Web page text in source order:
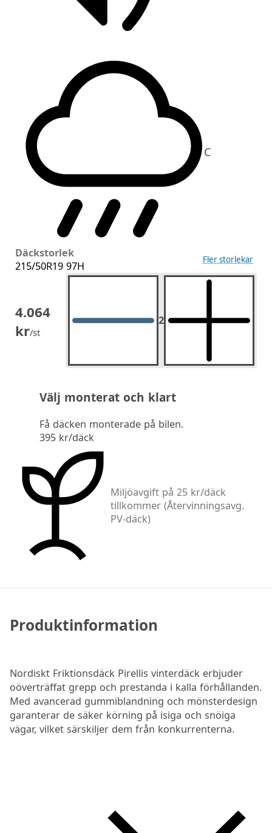
C
Däckstorlek
215/50R19 97H
Fler storlekar
4.064
kr/st
2 2st.
Välj monterat och klart
Få däcken monterade på bilen.
395 kr/däck
Miljöavgift på 25 kr/däck
tillkommer (Återvinningsavg.
PV-däck)
Produktinformation
Nordiskt Friktionsdäck Pirellis vinterdäck erbjuder
oöverträffat grepp och prestanda i kalla förhållanden.
Med avancerad gummiblandning och mönsterdesign
garanterar de säker körning på isiga och snöiga
vägar, vilket särskiljer dem från konkurrenterna.